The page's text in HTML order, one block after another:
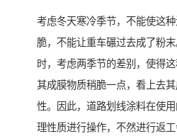
考虑冬天寒冷季节，不能使这
脆，不能让重车碾过去成了粉
时，考虑两季节的差别，使得这
其成膜物质稍脆一点，看上去
性。因此，道路划线涂料在使
理性质进行操作，不然进行返